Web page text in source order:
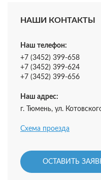
НАШИ КОНТАКТЫ
Наш телефон:
+7 (3452) 399-658
+7 (3452) 399-624
+7 (3452) 399-656
Наш адрес:
г. Тюмень, ул.
Схема проезда
ОСТАВИТЬ